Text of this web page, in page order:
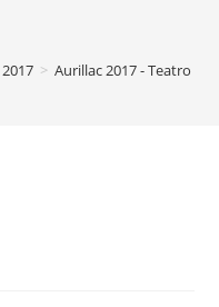
> Aurillac 2017 - Teatro